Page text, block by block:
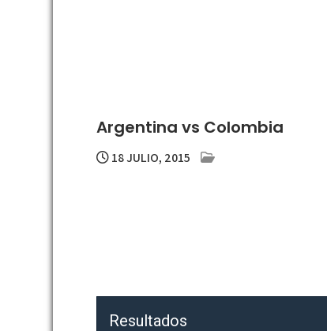
Argentina vs Colombia
18 JULIO, 2015
Resultados